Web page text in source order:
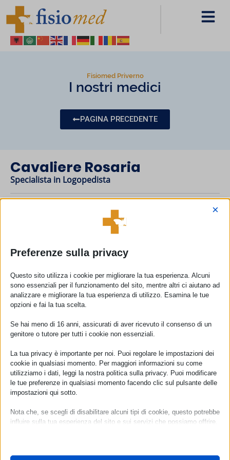
Fisiomed Priverno
I nostri medici
PAGINA PRECEDENTE
Cavaliere Rosaria
Specialista in Logopedista
Preferenze sulla privacy
×
Questo sito utilizza i cookie per migliorare la tua esperienza. Alcuni
sono essenziali per il funzionamento del sito, mentre altri ci aiutano ad
analizzare e migliorare la tua esperienza di utilizzo. Esamina le tue
opzioni e fai la tua scelta.
Se hai meno di 16 anni, assicurati di aver ricevuto il consenso di un
genitore o tutore per tutti i cookie non essenziali.
La tua privacy è importante per noi. Puoi regolare le impostazioni dei
cookie in qualsiasi momento. Per maggiori informazioni su come
utilizziamo i dati, leggi la nostra politica sulla privacy. Puoi modificare
le tue preferenze in qualsiasi momento facendo clic sul pulsante delle
impostazioni qui sotto.
Nota che, se scegli di disabilitare alcuni tipi di cookie, questo potrebbe
influire sulla tua esperienza del sito e sui servizi che possiamo offrire.
I cookie e i servizi essenziali abilitano le funzioni di base e sono